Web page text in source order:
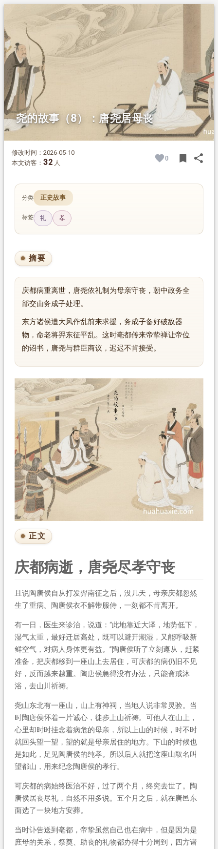
正文
2.1.
庆都病逝，唐尧尽孝守丧
2.2.务成子备朱幡，东方诸侯来告急
2.3.
务成子详解风神，赠玄珠授计
2.4.帝挚下诏禅让，君臣商议受禅
尧的故事（8）：唐尧居母丧
修改时间：2026-05-10
本文访客： 32 人
0 bookmark share
分类 正史故事
标签 礼 孝
摘要
庆都病重离世，唐尧依礼制为母亲守丧，朝中政务全
部交由务成子处理。
东方诸侯遭大风作乱前来求援，务成子备好破敌器
物，命老将羿东征平乱。这时亳都传来帝挚禅让帝位
的诏书，唐尧与群臣商议，迟迟不肯接受。
正文
庆都病逝，唐尧尽孝守丧
且说陶唐侯自从打发羿南征之后，没几天，母亲庆都忽然
生了重病。陶唐侯衣不解带服侍，一刻都不肯离开。
有一日，医生来诊治，说道：“此地靠近大泽，地势低下，
湿气太重，最好迁居高处，既可以避开潮湿，又能呼吸新
鲜空气，对病人身体更有益。”陶唐侯听了立刻遵从，赶紧
准备，把庆都移到一座山上去居住，可庆都的病仍旧不见
好，反而越来越重。陶唐侯急得没有办法，只能斋戒沐
浴，去山川祈祷。
尧山东北有一座山，山上有神祠，当地人说非常灵验。当
时陶唐侯怀着一片诚心，徒步上山祈祷。可他人在山上，
心里却时时挂念着病危的母亲，所以上山的时候，时不时
就回头望一望，望的就是母亲居住的地方。下山的时候也
是如此，足见陶唐侯的纯孝。所以后人就把这座山取名叫
望都山，用来纪念陶唐侯的孝行。
可庆都的病始终医治不好，过了两个月，终究去世了。陶
唐侯居丧尽礼，自然不用多说。五个月之后，就在唐邑东
面选了一块地方安葬。
当时讣告送到亳都，帝挚虽然自己也在病中，但是因为是
庶母的关系，祭奠、助丧的礼物都办得十分周到，四方诸